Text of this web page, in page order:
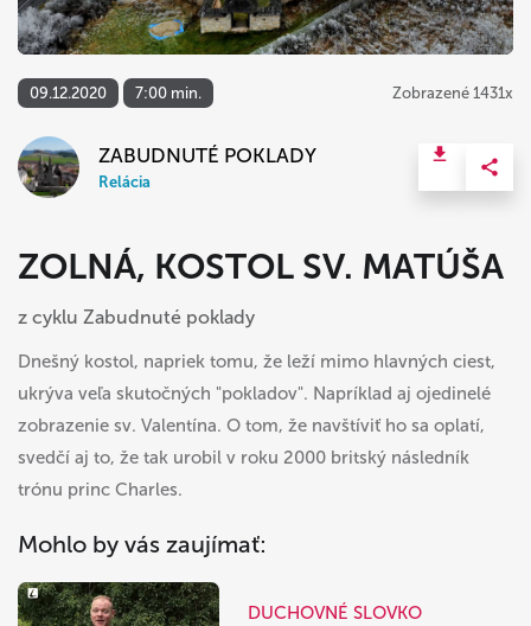
09.12.2020 7:00 min. Zobrazené 1431x
ZABUDNUTÉ POKLADY
Relácia
ZOLNÁ, KOSTOL SV. MATÚŠA
z cyklu Zabudnuté poklady
Dnešný kostol, napriek tomu, že leží mimo hlavných ciest,
ukrýva veľa skutočných "pokladov". Napríklad aj ojedinelé
zobrazenie sv. Valentína. O tom, že navštíviť ho sa oplatí,
svedčí aj to, že tak urobil v roku 2000 britský následník
trónu princ Charles.
Mohlo by vás zaujímať:
DUCHOVNÉ SLOVKO